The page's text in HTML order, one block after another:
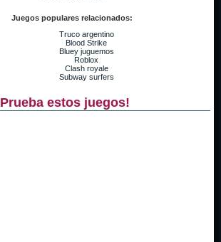
Juegos populares relacionados:
Truco argentino
Blood Strike
Bluey juguemos
Roblox
Clash royale
Subway surfers
Prueba estos juegos!